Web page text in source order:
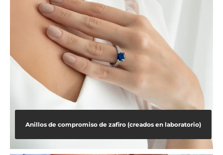
Anillos de compromiso de zafiro (creados en laboratorio)